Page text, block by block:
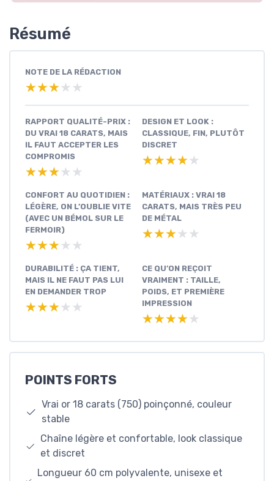
Résumé
NOTE DE LA RÉDACTION
★★★★★
★★★★★
RAPPORT QUALITÉ-PRIX :
DU VRAI 18 CARATS, MAIS
IL FAUT ACCEPTER LES
COMPROMIS
★★★★★
★★★★★
DESIGN ET LOOK :
CLASSIQUE, FIN, PLUTÔT
DISCRET
★★★★★
★★★★★
CONFORT AU QUOTIDIEN :
LÉGÈRE, ON L’OUBLIE VITE
(AVEC UN BÉMOL SUR LE
FERMOIR)
★★★★★
★★★★★
MATÉRIAUX : VRAI 18
CARATS, MAIS TRÈS PEU
DE MÉTAL
★★★★★
★★★★★
DURABILITÉ : ÇA TIENT,
MAIS IL NE FAUT PAS LUI
EN DEMANDER TROP
★★★★★
★★★★★
CE QU’ON REÇOIT
VRAIMENT : TAILLE,
POIDS, ET PREMIÈRE
IMPRESSION
★★★★★
★★★★★
POINTS FORTS
Vrai or 18 carats (750) poinçonné, couleur
stable
Chaîne légère et confortable, look classique
et discret
Longueur 60 cm polyvalente, unisexe et